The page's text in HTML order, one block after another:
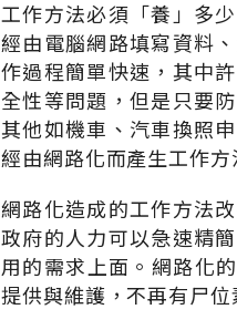
工作方法必須「養」多
經由電腦網路填寫資料
作過程簡單快速，其中
全性等問題，但是只要
其他如機車、汽車換照
經由網路化而產生工作方
網路化造成的工作方法
政府的人力可以急速精
用的需求上面。網路化
提供與維護，不再有尸